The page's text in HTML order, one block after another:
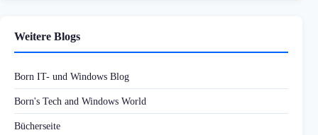
Weitere Blogs
Born IT- und Windows Blog
Born's Tech and Windows World
Bücherseite